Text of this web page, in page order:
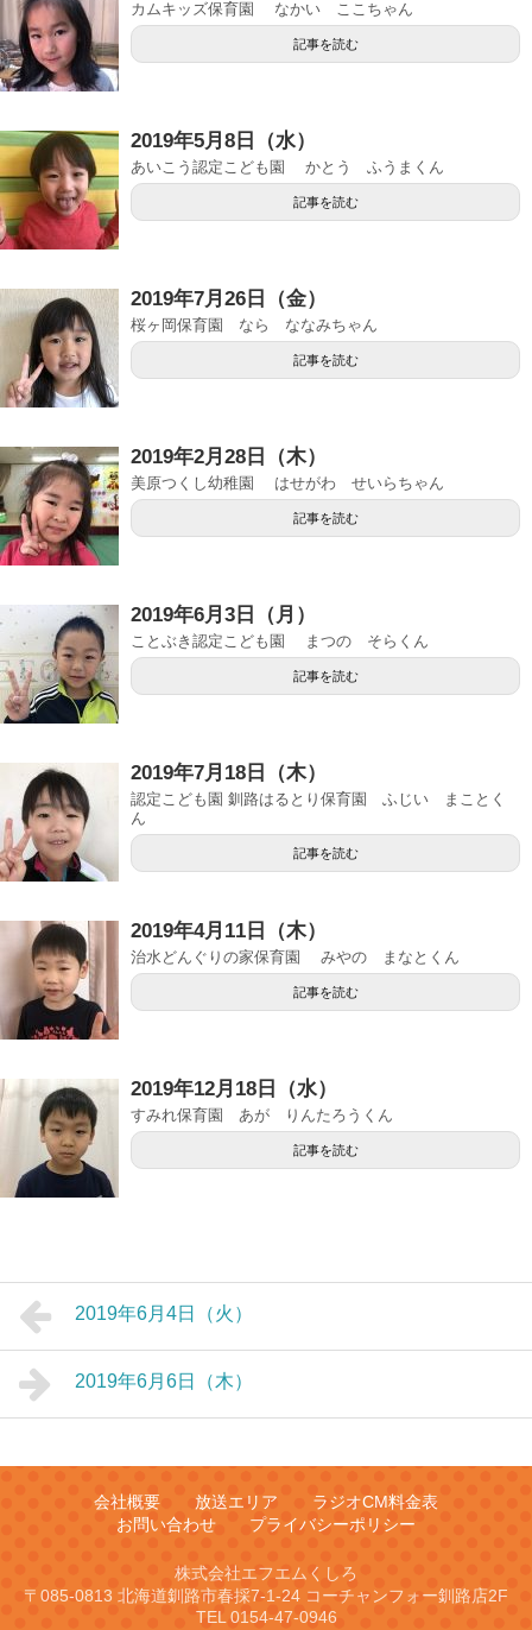
カムキッズ保育園 なかい ここちゃん
記事を読む
2019年5月8日（水）
あいこう認定こども園 かとう ふうまくん
記事を読む
2019年7月26日（金）
桜ヶ岡保育園 なら ななみちゃん
記事を読む
2019年2月28日（木）
美原つくし幼稚園 はせがわ せいらちゃん
記事を読む
2019年6月3日（月）
ことぶき認定こども園 まつの そらくん
記事を読む
2019年7月18日（木）
認定こども園 釧路はるとり保育園 ふじい まことく
ん
記事を読む
2019年4月11日（木）
治水どんぐりの家保育園 みやの まなとくん
記事を読む
2019年12月18日（水）
すみれ保育園 あが りんたろうくん
記事を読む
2019年6月4日（火）
2019年6月6日（木）
会社概要 放送エリア
ラジオCM料金表
お問い合わせ
プライバシーポリシー
株式会社エフエムくしろ
〒085-0813 北海道釧路市春採7-1-24 コーチャンフォー釧路店2F
TEL 0154-47-0946